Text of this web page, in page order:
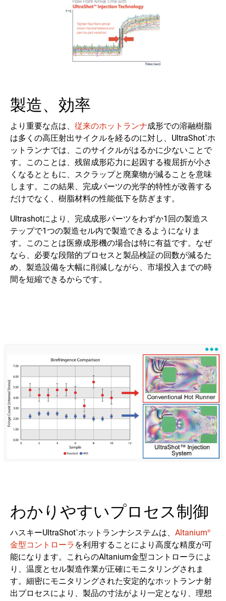
製造、効率
より重要な点は、 従来のホットランナ成形での溶融樹脂
は多くの高圧射出サイクルを経るのに対し、UltraShot™ホ
ットランナでは、このサイクルがはるかに少ないことで
す。このことは、残留成形応力に起因する複屈折が小さ
くなるとともに、スクラップと廃棄物が減ることを意味
します。この結果、完成パーツの光学的特性が改善する
だけでなく、樹脂材料の性能低下を防ぎます。
Ultrashotにより、完成成形パーツをわずか1回の製造ス
テップで1つの製造セル内で製造できるようになりま
す。このことは医療成形機の場合は特に有益です。なぜ
なら、必要な段階的プロセスと製品検証の回数が減るた
め、製造設備を大幅に削減しながら、市場投入までの時
間を短縮できるからです。
わかりやすいプロセス制御
ハスキーUltraShot™ホットランナシステムは、 Altanium®
金型コントローラ を利用することにより高度な精度が可
能になります。これらのAltanium金型コントローラによ
り、温度とセル製造作業が正確にモニタリングされま
す。細密にモニタリングされた安定的なホットランナ射
出プロセスにより、製品の寸法がより一定となり、理想